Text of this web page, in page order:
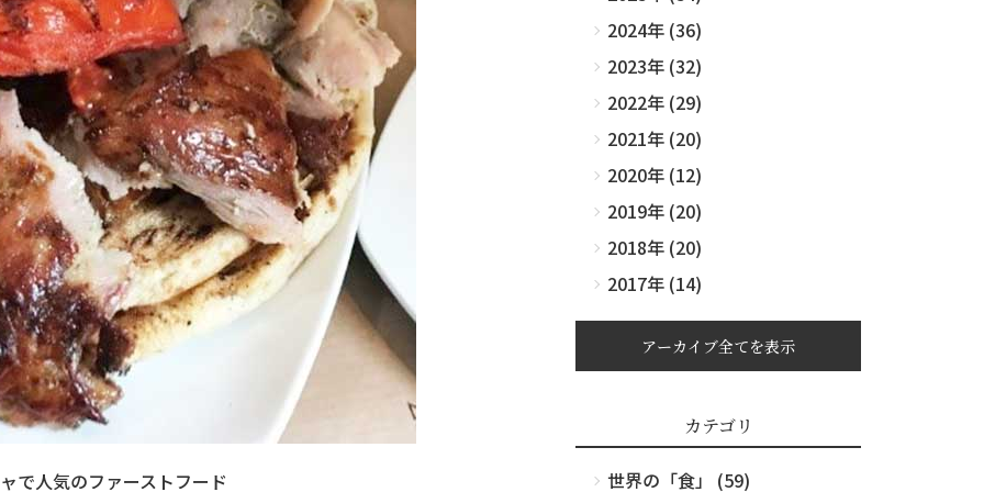
で人気のファーストフード
2024年 (36)
2023年 (32)
2022年 (29)
2021年 (20)
2020年 (12)
2019年 (20)
2018年 (20)
2017年 (14)
アーカイブ全てを表示
カテゴリ
世界の「食」 (59)